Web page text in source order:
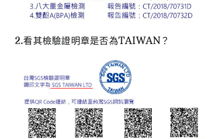
2.看其檢驗證明章是否為TAIWAN？